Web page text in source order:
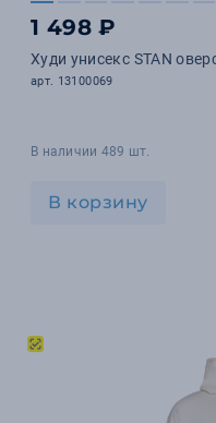
1 498 ₽
Худи унисекс STAN
арт. 13100069
В наличии 489 шт.
В корзину